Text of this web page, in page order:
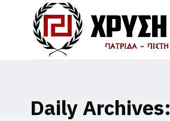
Daily Archives: